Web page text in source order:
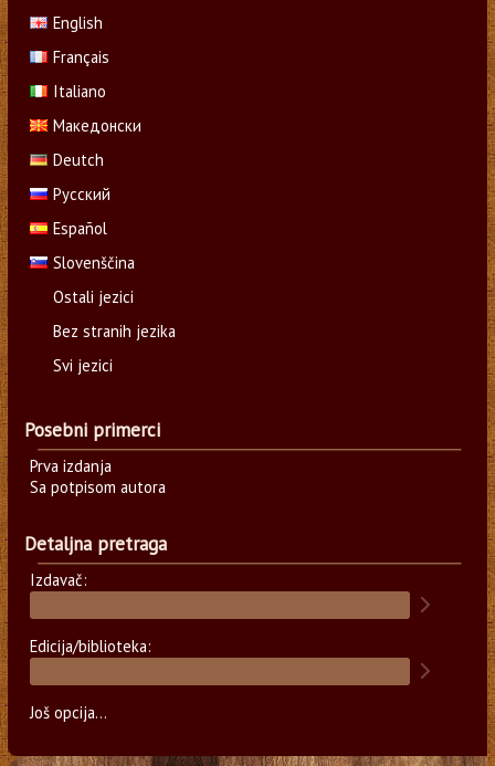
English
Français
Italiano
Македонски
Deutch
Русский
Español
Slovenščina
Ostali jezici
Bez stranih jezika
Svi jezici
Posebni primerci
Prva izdanja
Sa potpisom autora
Detaljna pretraga
Izdavač:
Edicija/biblioteka:
Još opcija...